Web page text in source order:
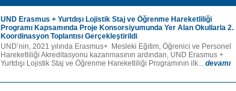
UND Erasmus + Yurtdışı Lojistik Staj ve Öğrenme Hareketliliği
Programı Kapsamında Proje Konsorsiyumunda Yer Alan Okullarla 2.
Koordinasyon Toplantısı Gerçekleştirildi
UND’nin, 2021 yılında Erasmus+ Mesleki Eğitim, Öğrenici ve Personel
Hareketliliği Akreditasyonu kazanmasının ardından, UND Erasmus +
Yurtdışı Lojistik Staj ve Öğrenme Hareketliliği Programının ilk... devamı